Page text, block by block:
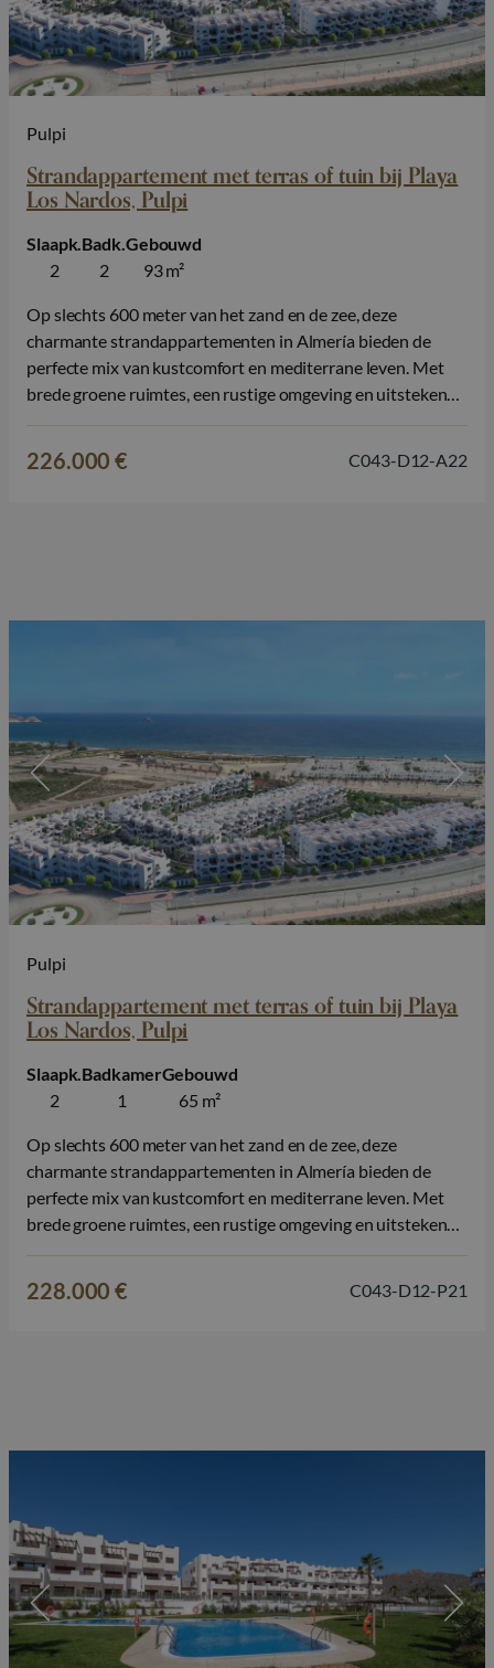
Pulpi
Strandappartement met terras of tuin bij Playa
Los Nardos, Pulpi
2
Slaapk.
2
Badk.
93 m²
Gebouwd
Op slechts 600 meter van het zand en de zee, deze
charmante strandappartementen in Almería bieden de
perfecte mix van kustcomfort en mediterrane leven. Met
brede groene ruimtes, een rustige omgeving en uitstekende
226.000 € C043-D12-A22
Pulpi
Strandappartement met terras of tuin bij Playa
Los Nardos, Pulpi
2
Slaapk.
1
Badkamer
65 m²
Gebouwd
Op slechts 600 meter van het zand en de zee, deze
charmante strandappartementen in Almería bieden de
perfecte mix van kustcomfort en mediterrane leven. Met
brede groene ruimtes, een rustige omgeving en uitstekende
228.000 € C043-D12-P21